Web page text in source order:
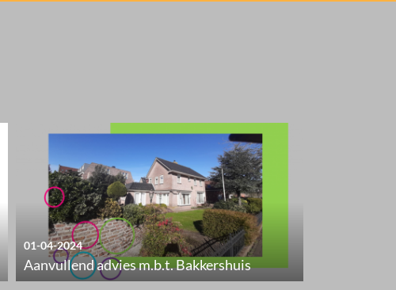
01-04-2024
Aanvullend advies m.b.t. Bakkershuis